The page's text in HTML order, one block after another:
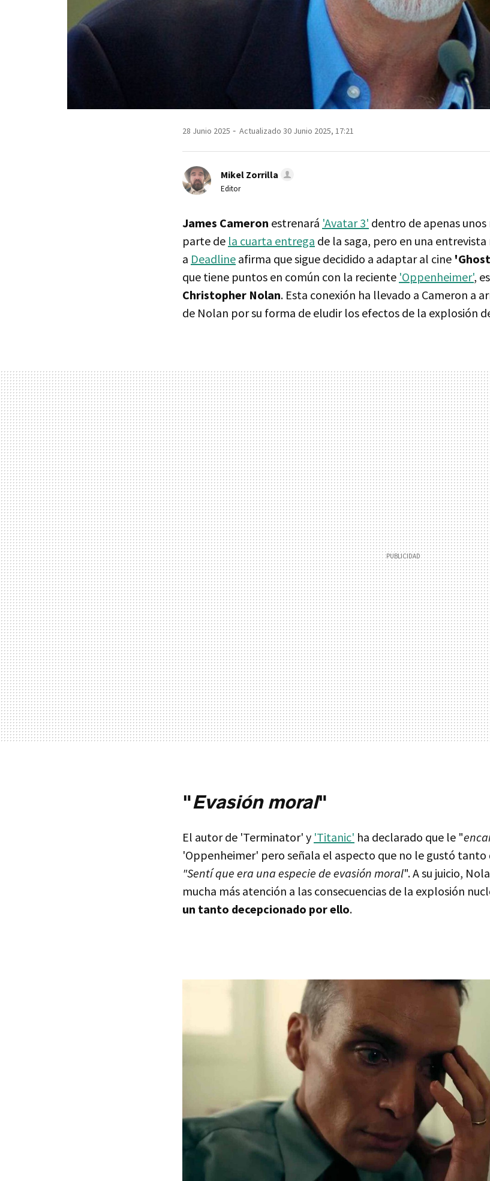
28 Junio 2025 Actualizado 30 Junio 2025, 17:21
Mikel Zorrilla
Editor
James Cameron estrenará 'Avatar 3' dentro de apenas
parte de la cuarta entrega de la saga, pero en una
a Deadline afirma que sigue decidido a adaptar al cine
que tiene puntos en común con la reciente 'Oppenheimer',
Christopher Nolan. Esta conexión ha llevado a Cameron a
de Nolan por su forma de eludir los efectos de la explosión
"Evasión moral"
El autor de 'Terminator' y 'Titanic' ha declarado que le "
'Oppenheimer' pero señala el aspecto que no le gustó
"Sentí que era una especie de evasión moral". A su juicio,
mucha más atención a las consecuencias de la explosión
un tanto decepcionado por ello.